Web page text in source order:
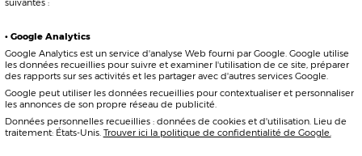
droit d’accès
droit de restreindre le traitement
droit à la portabilité des données
droit d'objection
23) du RGPD.
Comment modifier, supprimer ou contester les
données recueillies